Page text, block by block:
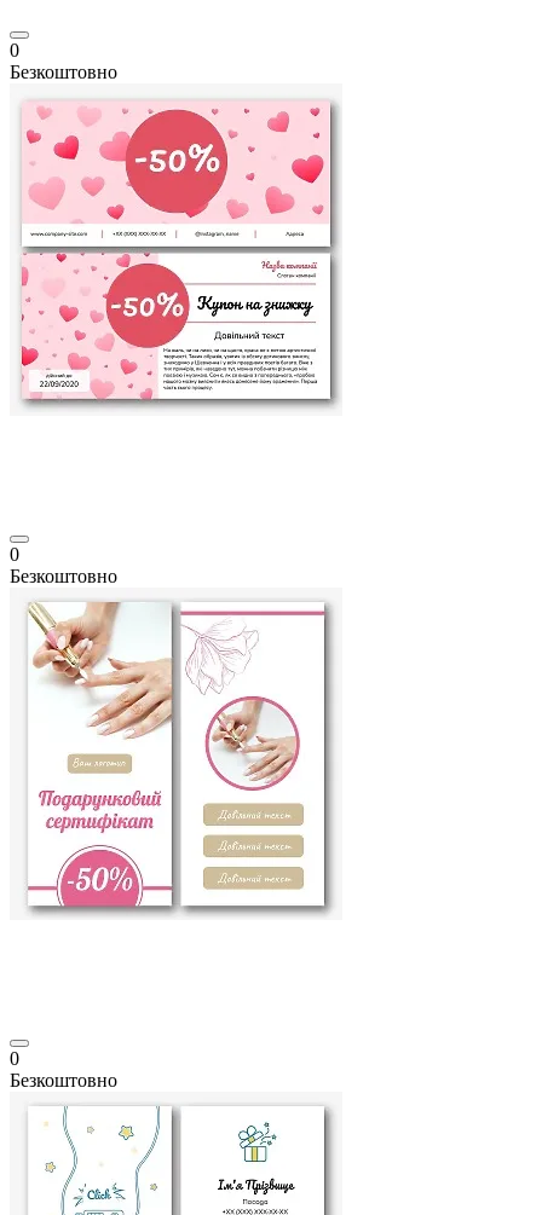
0
Безкоштовно
0
Безкоштовно
0
Безкоштовно